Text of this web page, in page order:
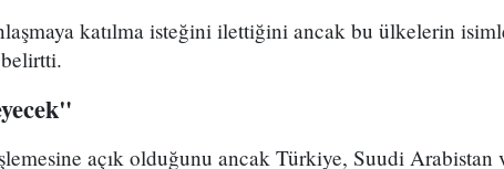
katılma isteğini ilettiğini ancak bu ülkelerin
açık olduğunu ancak Türkiye, Suudi Arabistan